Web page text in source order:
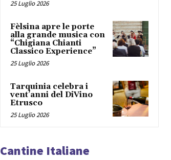
25 Luglio 2026
Fèlsina apre le porte
alla grande musica con
“Chigiana Chianti
Classico Experience”
25 Luglio 2026
Tarquinia celebra i
vent’anni del DiVino
Etrusco
25 Luglio 2026
Cantine Italiane